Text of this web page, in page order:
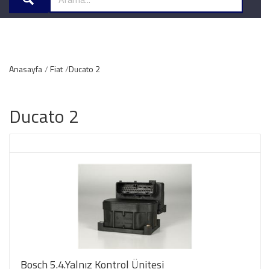
Anasayfa Fiat Ducato 2
Ducato 2
Bosch 5.4.Yalnız Kontrol Ünitesi